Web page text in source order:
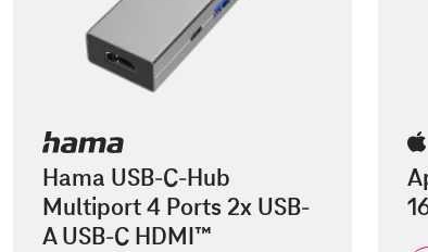
Hama USB-C-Hub
Multiport 4 Ports 2x USB-
A USB-C HDMI™